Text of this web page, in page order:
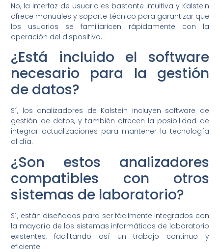
No, la interfaz de usuario es bastante intuitiva y Kalstein
ofrece manuales y soporte técnico para garantizar que
los usuarios se familiaricen rápidamente con la
operación del dispositivo.
¿Está incluido el software
necesario para la gestión
de datos?
Sí, los analizadores de Kalstein incluyen software de
gestión de datos, y también ofrecen la posibilidad de
integrar actualizaciones para mantener la tecnología
al día.
¿Son estos analizadores
compatibles con otros
sistemas de laboratorio?
Sí, están diseñados para ser fácilmente integrados con
la mayoría de los sistemas informáticos de laboratorio
existentes, facilitando así un trabajo continuo y
eficiente.